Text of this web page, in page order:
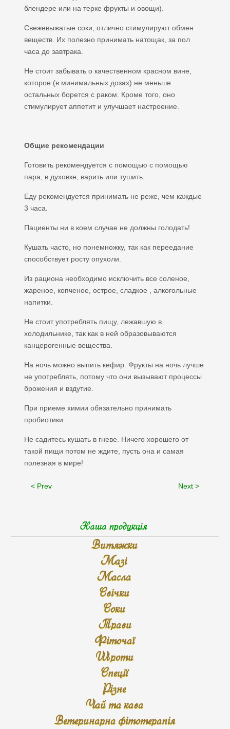
блендере или на терке фрукты и овощи).
Свежевыжатые соки, отлично стимулируют обмен
веществ. Их полезно принимать натощак, за пол
часа до завтрака.
Не стоит забывать о качественном красном вине,
которое (в минимальных дозах) не меньше
остальных борется с раком. Кроме того, оно
стимулирует аппетит и улучшает настроение.
Общие рекомендации
Готовить рекомендуется с помощью с помощью
пара, в духовке, варить или тушить.
Еду рекомендуется принимать не реже, чем каждые
3 часа.
Пациенты ни в коем случае не должны голодать!
Кушать часто, но понемножку, так как переедание
способствует росту опухоли.
Из рациона необходимо исключить все соленое,
жареное, копченое, острое, сладкое , алкогольные
напитки.
Не стоит употреблять пищу, лежавшую в
холодильнике, так как в ней образовываются
канцерогенные вещества.
На ночь можно выпить кефир. Фрукты на ночь лучше
не употреблять, потому что они вызывают процессы
брожения и вздутие.
При приеме химии обязательно принимать
пробиотики.
Не садитесь кушать в гневе. Ничего хорошего от
такой пищи потом не ждите, пусть она и самая
полезная в мире!
< Prev Next >
Наша продукція
Витяжки
Мазі
Масла
Свічки
Соки
Трави
Фіточаї
Шроти
Спеції
Різне
Чай та кава
Ветеринарна фітотерапія